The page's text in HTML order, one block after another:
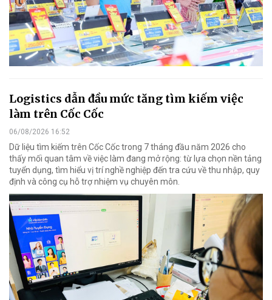
Logistics dẫn đầu mức tăng tìm kiếm việc
làm trên Cốc Cốc
06/08/2026 16:52
Dữ liệu tìm kiếm trên Cốc Cốc trong 7 tháng đầu năm 2026 cho
thấy mối quan tâm về việc làm đang mở rộng: từ lựa chọn nền tảng
tuyển dụng, tìm hiểu vị trí nghề nghiệp đến tra cứu về thu nhập, quy
định và công cụ hỗ trợ nhiệm vụ chuyên môn.